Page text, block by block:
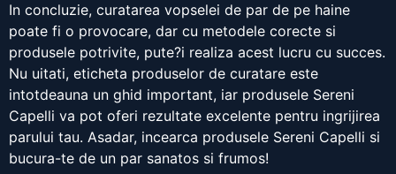
In concluzie, curatarea vopselei de par de pe haine
poate fi o provocare, dar cu metodele corecte si
produsele potrivite, pute?i realiza acest lucru cu succes.
Nu uitati, eticheta produselor de curatare este
intotdeauna un ghid important, iar produsele Sereni
Capelli va pot oferi rezultate excelente pentru ingrijirea
parului tau. Asadar, incearca produsele Sereni Capelli si
bucura-te de un par sanatos si frumos!